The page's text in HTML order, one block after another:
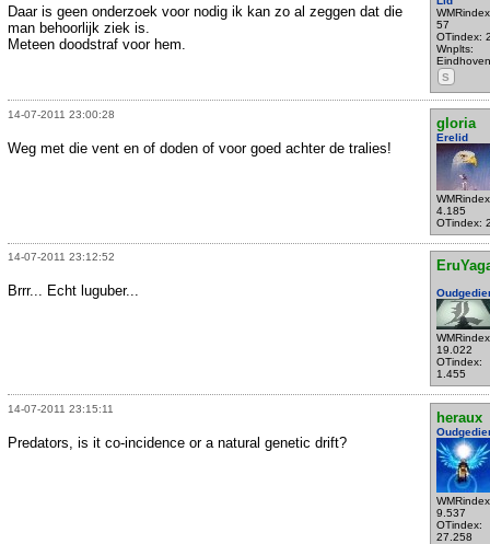
57
OTindex:
Wnplts:
Eindhoven
S
Daar is geen onderzoek voor nodig ik kan zo al zeggen dat die
man behoorlijk ziek is.
Meteen doodstraf voor hem.
14-07-2011 23:00:28
gloria
Erelid
4.185
OTindex:
Weg met die vent en of doden of voor goed achter de tralies!
14-07-2011 23:12:52
19.022
OTindex:
1.455
Brrr... Echt luguber...
14-07-2011 23:15:11
heraux
9.537
OTindex:
27.258
Predators, is it co-incidence or a natural genetic drift?